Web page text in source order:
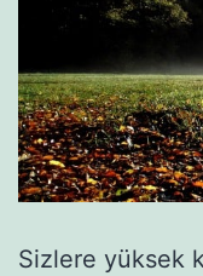
Sizlere yüksek